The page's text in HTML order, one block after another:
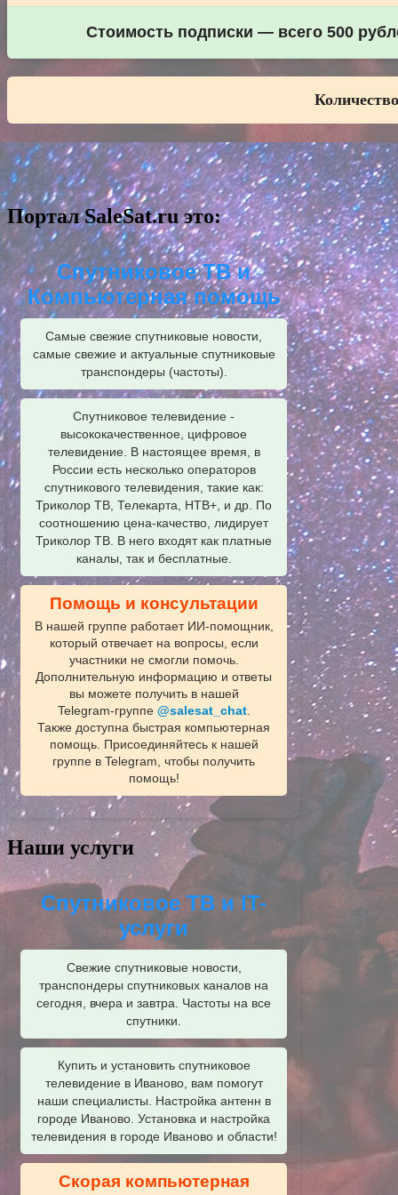
Стоимость подписки — всего 500
Портал SaleSat.ru это:
Спутниковое ТВ и
Компьютерная помощь
Самые свежие спутниковые новости,
самые свежие и актуальные спутниковые
транспондеры (частоты).
Спутниковое телевидение -
высококачественное, цифровое
телевидение. В настоящее время, в
России есть несколько операторов
спутникового телевидения, такие как:
Триколор ТВ, Телекарта, НТВ+, и др. По
соотношению цена-качество, лидирует
Триколор ТВ. В него входят как платные
каналы, так и бесплатные.
Помощь и консультации
В нашей группе работает ИИ‑помощник,
который отвечает на вопросы, если
участники не смогли помочь.
Дополнительную информацию и ответы
вы можете получить в нашей
Telegram‑группе @salesat_chat.
Также доступна быстрая компьютерная
помощь. Присоединяйтесь к нашей
группе в Telegram, чтобы получить
помощь!
Наши услуги
Спутниковое ТВ и IT-
услуги
Свежие спутниковые новости,
транспондеры спутниковых каналов на
сегодня, вчера и завтра. Частоты на все
спутники.
Купить и установить спутниковое
телевидение в Иваново, вам помогут
наши специалисты. Настройка антенн в
городе Иваново. Установка и настройка
телевидения в городе Иваново и области!
Скорая компьютерная